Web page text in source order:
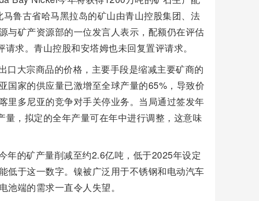
鲁古省哈马黑拉岛的矿山由青山控股集团、法
与矿产资源部的一位发言人表示，配额仍在评估
求。青山控股和安塔姆也未回复置评请求。
口大宗商品的价格，主要手段是缩减主要矿商的
国家的供应量已激增至全球产量的65%，导致价
里多尼亚的竞争对手关停业务。当局通过签发年
，拟定的全年产量可在年中进行调整，这意味
年的矿产量削减至约2.6亿吨，低于2025年设定
低于这一数字。镍被广泛用于不锈钢和电动汽车
端的需求一直令人失望。